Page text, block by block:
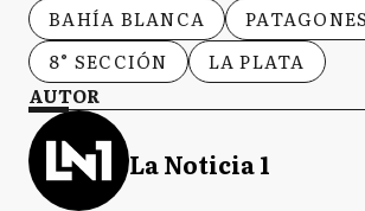
BAHÍA BLANCA
PATAGONES
8° SECCIÓN
LA PLATA
AUTOR
La Noticia 1